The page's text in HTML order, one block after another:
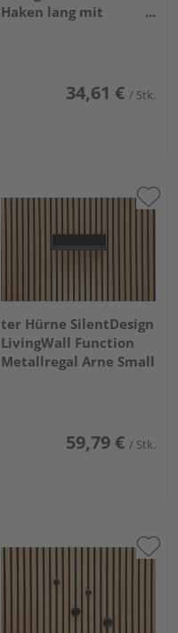
Haken lang mit
34,61 € / Stk.
ter Hürne SilentDesign
LivingWall Function
Metallregal Arne Small
59,79 € / Stk.